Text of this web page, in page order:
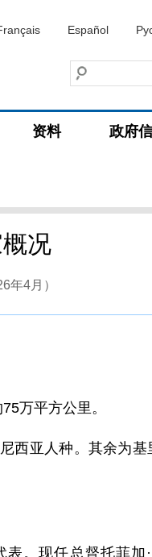
Español
资料 政府
况
年4月）
万平方公里。
西亚人种。其余为
。现任总督托菲加